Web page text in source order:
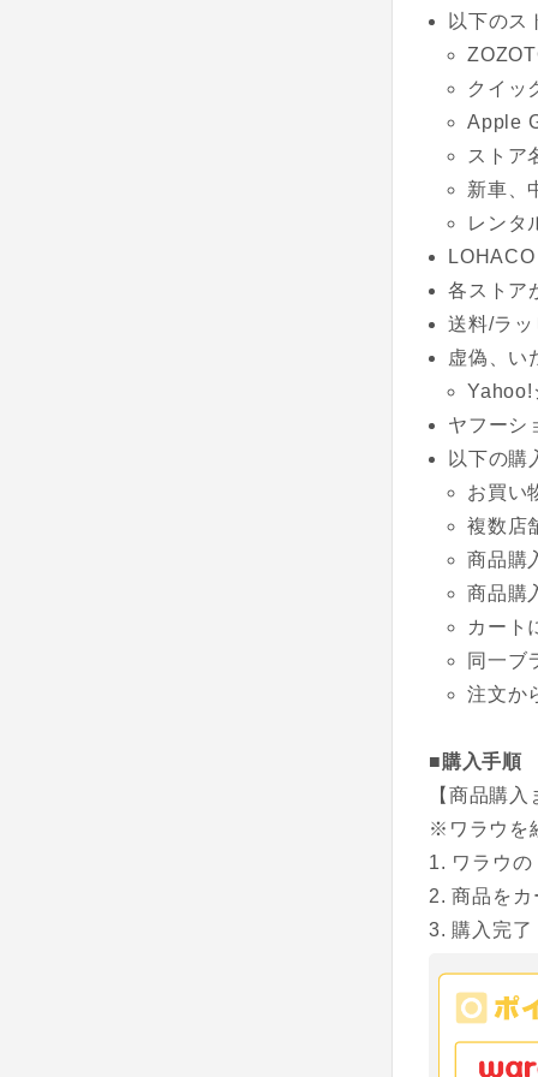
以下のス
クイッ
Apple
ストア
新車、
レンタ
各ストア
送料/ラ
虚偽、い
Yahoo!
ヤフーシ
以下の購
お買い
複数店
商品購
商品購
カート
同一ブ
注文か
■購入手順
【商品購
※ワラウを
ワラウ
商品を
購入完了